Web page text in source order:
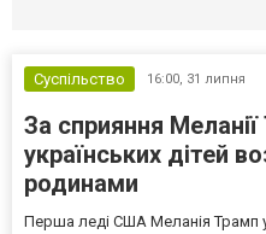
Суспільство 16:00, 31 липня
За сприяння
українських дітей
родинами
Перша леді США Меланія Трамп